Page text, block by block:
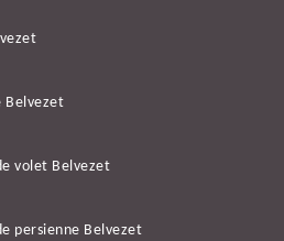
Belvezet
volet Belvezet
persienne Belvezet